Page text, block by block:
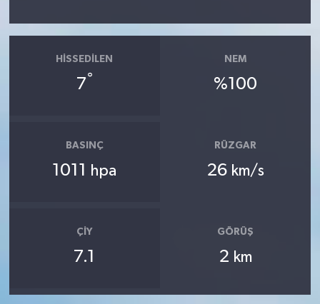
HISSEDILEN
7°
NEM
%100
BASINÇ
1011 hpa
RÜZGAR
26 km/s
ÇIY
7.1
GÖRÜŞ
2 km